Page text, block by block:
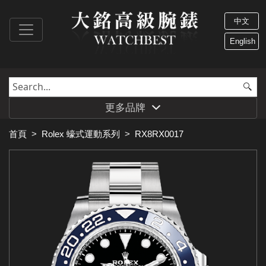
中文
English
更多品牌
首頁 > Rolex 蠔式運動系列 > RX8RX0017